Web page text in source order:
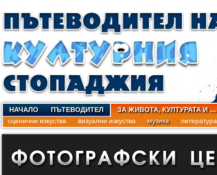
НАЧАЛО ПЪТЕВОДИТЕЛ
ЗА ЖИВОТА, КУЛТУРАТА И …
сценични изкуства
визуални изкуства музика литература